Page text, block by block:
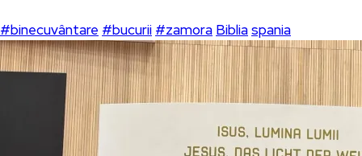
#binecuvântare #bucurii #zamora Bibliaspania